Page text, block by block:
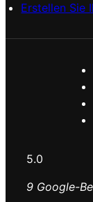
Erstellen Sie
5.0
9 Google-